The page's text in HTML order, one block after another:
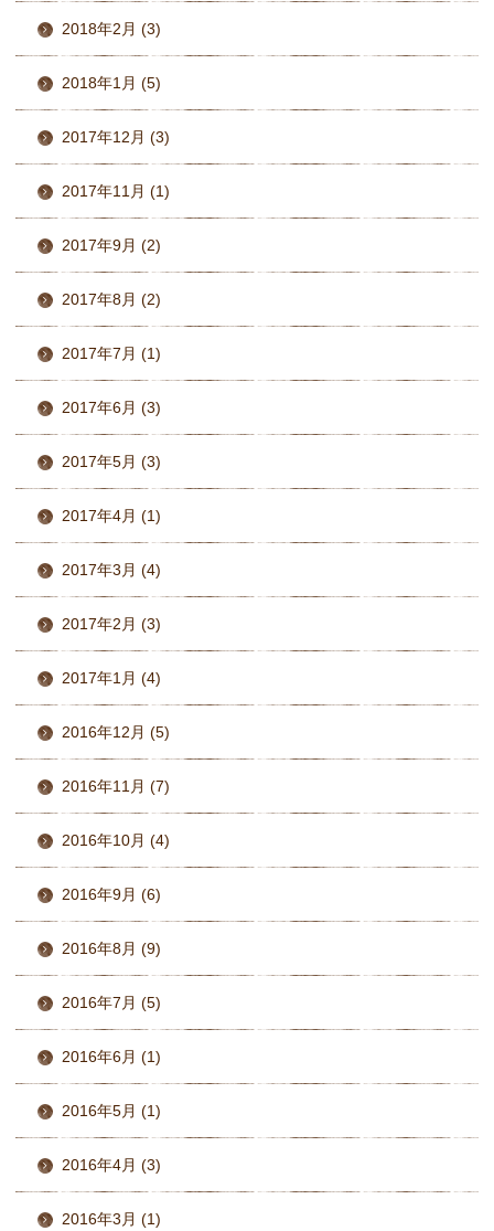
2018年2月 (3)
2018年1月 (5)
2017年12月 (3)
2017年11月 (1)
2017年9月 (2)
2017年8月 (2)
2017年7月 (1)
2017年6月 (3)
2017年5月 (3)
2017年4月 (1)
2017年3月 (4)
2017年2月 (3)
2017年1月 (4)
2016年12月 (5)
2016年11月 (7)
2016年10月 (4)
2016年9月 (6)
2016年8月 (9)
2016年7月 (5)
2016年6月 (1)
2016年5月 (1)
2016年4月 (3)
2016年3月 (1)